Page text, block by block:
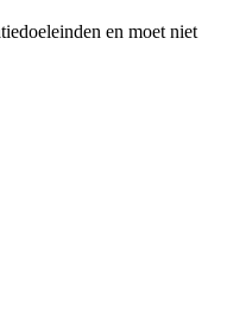
en moet niet